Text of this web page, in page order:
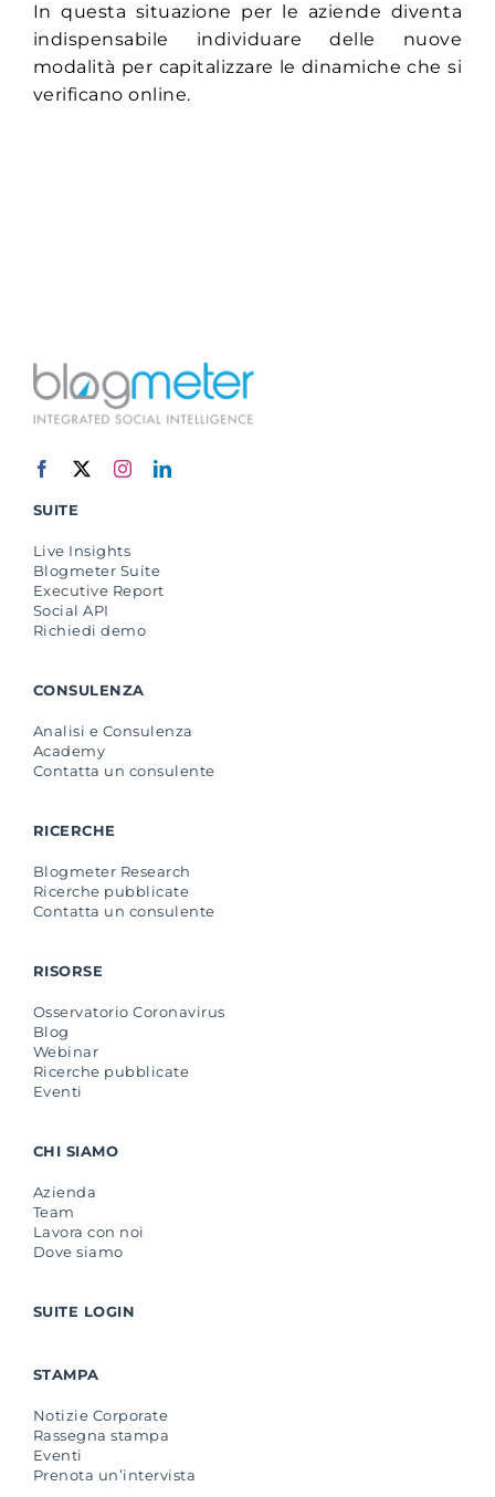
In questa situazione per le aziende diventa
indispensabile individuare delle nuove
modalità per capitalizzare le dinamiche che si
verificano online.
SUITE
Live Insights
Blogmeter Suite
Executive Report
Social API
Richiedi demo
CONSULENZA
Analisi e Consulenza
Academy
Contatta un consulente
RICERCHE
Blogmeter Research
Ricerche pubblicate
Contatta un consulente
RISORSE
Osservatorio Coronavirus
Blog
Webinar
Ricerche pubblicate
Eventi
CHI SIAMO
Azienda
Team
Lavora con noi
Dove siamo
SUITE LOGIN
STAMPA
Notizie Corporate
Rassegna stampa
Eventi
Prenota un’intervista